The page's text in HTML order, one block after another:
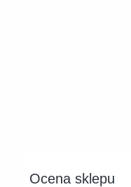
Ocena sklepu